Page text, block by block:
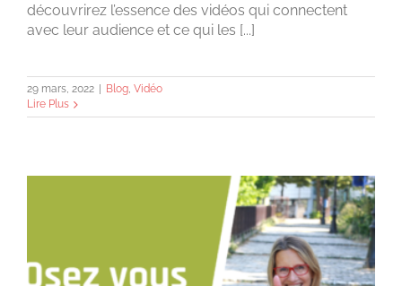
découvrirez l’essence des vidéos qui connectent
avec leur audience et ce qui les [...]
29 mars, 2022 | Blog Vidéo
Lire Plus